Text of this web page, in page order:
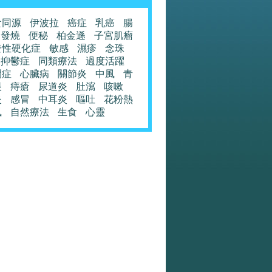
源 伊波拉 癌症 乳癌
腸
發燒
便秘 柏金遜
子宮肌瘤
硬化症
敏感 濕疹
念珠
抑鬱症
同類療法
過度活躍
心臟病 關節炎 中風
青
痔瘡 尿道炎 肚瀉
咳嗽
感冒 中耳炎 嘔吐
花粉熱
自然療法 生食 心靈